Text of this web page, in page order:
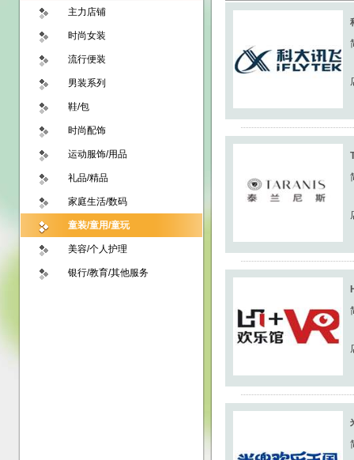
主力店铺
时尚女装
流行便装
男装系列
鞋/包
时尚配饰
运动服饰/用品
礼品/精品
家庭生活/数码
童装/童用/童玩
美容/个人护理
银行/教育/其他服务